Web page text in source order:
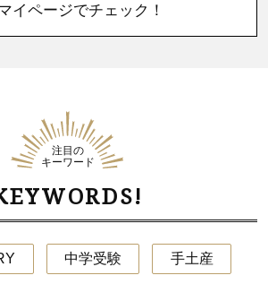
イページでチェック！
注目の
キーワード
中学受験 手土産